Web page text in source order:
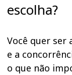
escolha?
Você quer ser
e a
o que não